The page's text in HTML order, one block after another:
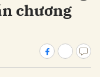
chương